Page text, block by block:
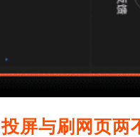
屏与刷网页两